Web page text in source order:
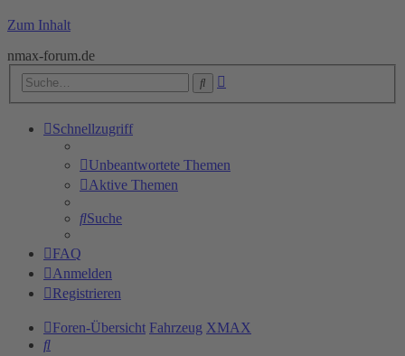
Zum Inhalt
nmax-forum.de
Suche
Schnellzugriff
Unbeantwortete Themen
Aktive Themen
Suche
FAQ
Anmelden
Registrieren
Foren-Übersicht Fahrzeug XMAX
Suche